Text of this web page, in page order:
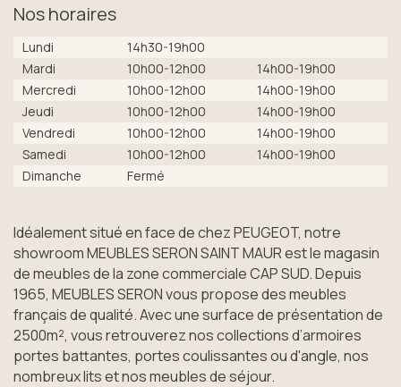
Nos horaires
Lundi
14h30-19h00
Mardi
10h00-12h00
14h00-19h00
Mercredi
10h00-12h00
14h00-19h00
Jeudi
10h00-12h00
14h00-19h00
Vendredi
10h00-12h00
14h00-19h00
Samedi
10h00-12h00
14h00-19h00
Dimanche
Fermé
Idéalement situé en face de chez PEUGEOT, notre
showroom MEUBLES SERON SAINT MAUR est le magasin
de meubles de la zone commerciale CAP SUD. Depuis
1965, MEUBLES SERON vous propose des meubles
français de qualité. Avec une surface de présentation de
2500m², vous retrouverez nos collections d’armoires
portes battantes, portes coulissantes ou d'angle, nos
nombreux lits et nos meubles de séjour.